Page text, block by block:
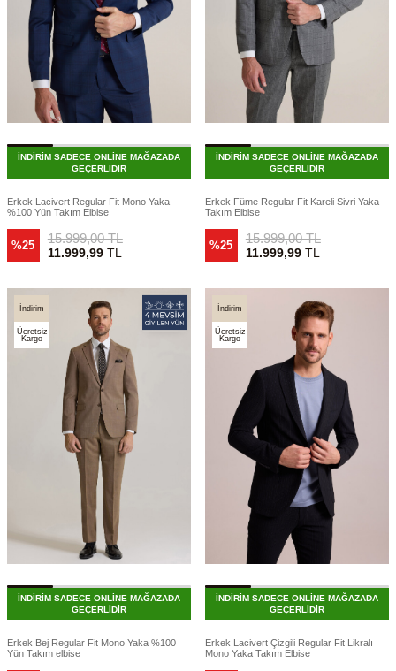
İNDİRİM SADECE ONLİNE MAĞAZADA
GEÇERLİDİR
Erkek Lacivert Regular Fit Mono Yaka
%100 Yün Takım Elbise
%25 15.999,00TL
11.999,99TL
İNDİRİM SADECE ONLİNE MAĞAZADA
GEÇERLİDİR
Erkek Füme Regular Fit Kareli Sivri Yaka
Takım Elbise
%25 15.999,00TL
11.999,99TL
İndirim
Ücretsiz
Kargo
İNDİRİM SADECE ONLİNE MAĞAZADA
GEÇERLİDİR
Erkek Bej Regular Fit Mono Yaka %100
Yün Takım elbise
İndirim
Ücretsiz
Kargo
İNDİRİM SADECE ONLİNE MAĞAZADA
GEÇERLİDİR
Erkek Lacivert Çizgili Regular Fit Likralı
Mono Yaka Takım Elbise